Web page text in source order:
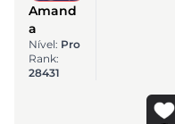
Amand
a
Nível: Pro
Rank:
28431